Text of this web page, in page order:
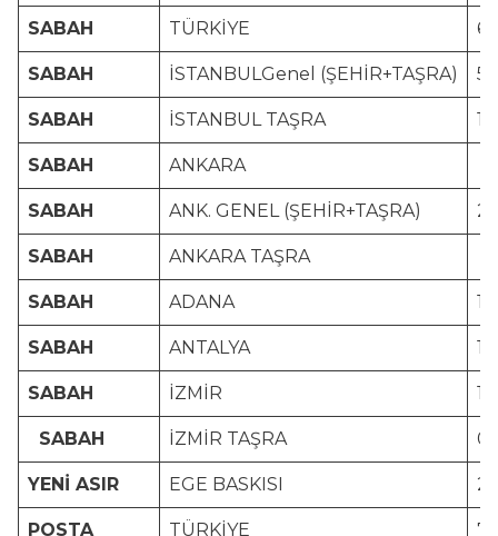
SABAH TÜRKİYE
SABAH İSTANBULGenel (ŞEHİR+TAŞRA)
SABAH İSTANBUL TAŞRA
SABAH ANKARA
SABAH ANK. GENEL (ŞEHİR+TAŞRA)
SABAH ANKARA TAŞRA
SABAH ADANA
SABAH ANTALYA
SABAH İZMİR
SABAH İZMİR TAŞRA
YENİ ASIR EGE BASKISI
POSTA TÜRKİYE